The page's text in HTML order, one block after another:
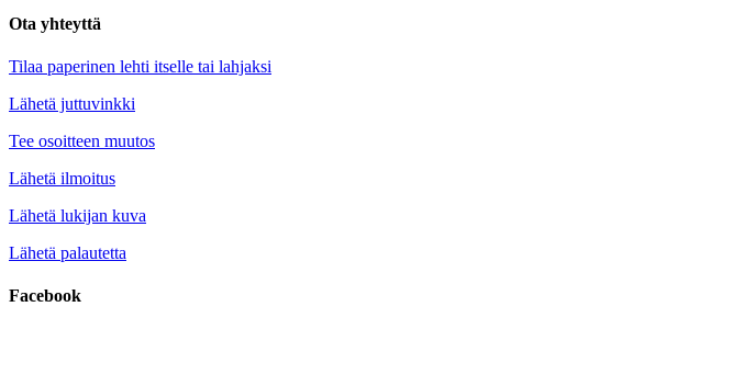
Ota yhteyttä
Tilaa paperinen lehti itselle tai lahjaksi
Lähetä juttuvinkki
Tee osoitteen muutos
Lähetä ilmoitus
Lähetä lukijan kuva
Lähetä palautetta
Facebook